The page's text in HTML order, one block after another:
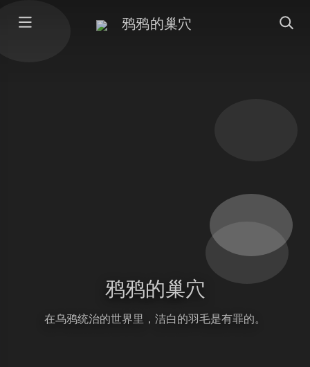
鸦鸦的巢穴
鸦鸦的巢穴
在乌鸦统治的世界里，洁白的羽毛是有罪的。